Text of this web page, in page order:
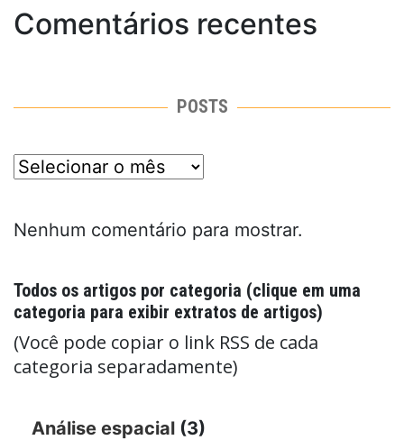
Comentários recentes
POSTS
posts
Nenhum comentário para mostrar.
Todos os artigos por categoria (clique em uma
categoria para exibir extratos de artigos)
(Você pode copiar o link RSS de cada
categoria separadamente)
Análise espacial (3)